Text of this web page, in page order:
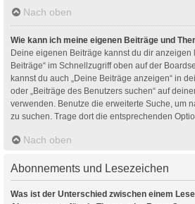
Nach oben
Wie kann ich meine eigenen Beiträge und
Deine eigenen Beiträge kannst du dir anzeigen
Beiträge“ im Schnellzugriff oben auf der
kannst du auch „Deine Beiträge anzeigen“ in
oder „Beiträge des Benutzers suchen“ auf
verwenden. Benutze die erweiterte Suche, um
zu suchen. Trage dort die entsprechenden
Nach oben
Abonnements und Lesezeichen
Was ist der Unterschied zwischen einem